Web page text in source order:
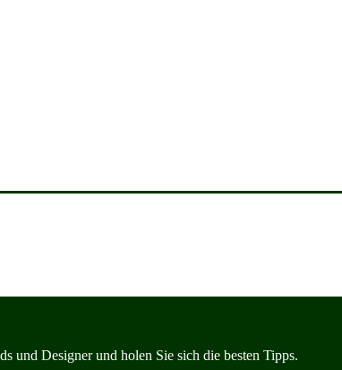
und Designer und holen Sie sich die besten Tipps.